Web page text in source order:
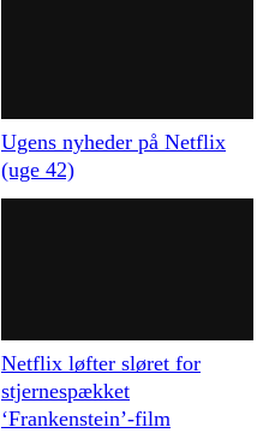
Ugens nyheder på Netflix
(uge 42)
Netflix løfter sløret for
stjernespækket
‘Frankenstein’-film